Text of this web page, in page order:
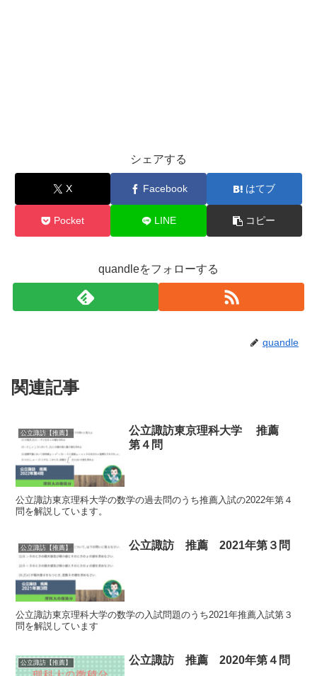
シェアする
X Facebook はてブ
Pocket LINE コピー
quandleをフォローする
quandle
関連記事
公立諏訪【推薦】
公立諏訪東京理科大学 推薦
第４問
公立諏訪東京理科大学の数学の過去問のうち推薦入試の2022年第４
問を解説しています。
公立諏訪【推薦】 公立諏訪 推薦 2021年第３問
公立諏訪東京理科大学の数学の入試問題のうち2021年推薦入試第３
問を解説しています
公立諏訪【推薦】 公立諏訪 推薦 2020年第４問